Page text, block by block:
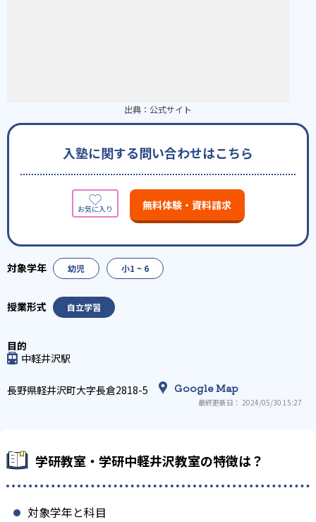
出典： 公式サイト
入塾に関する問い合わせはこちら
無料体験・資料請求
幼児 小1 ~ 6
自立学習
中軽井沢駅
長野県軽井沢町大字長倉2818-5 Google Map
最終更新日： 2024/05/30 15:27
学研教室・学研中軽井沢教室の特徴は？
対象学年と科目